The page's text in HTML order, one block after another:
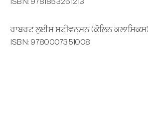
ਰਾਬਰਟ ਲੁਈਸ ਸਟੀਵਨਸਨ (ਕੋਲਿਨ
ISBN: 9780007351008